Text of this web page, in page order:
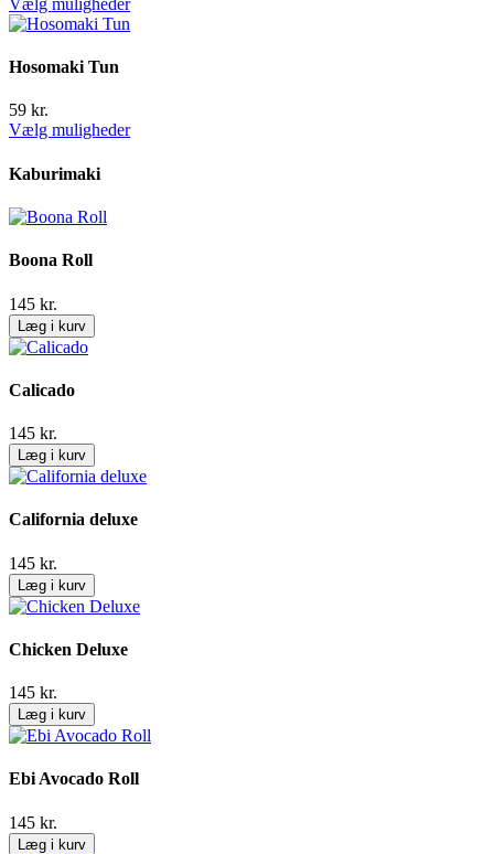
Vælg muligheder
Hosomaki Tun
59 kr.
Vælg muligheder
Kaburimaki
Boona Roll
145 kr.
Læg i kurv
Calicado
145 kr.
Læg i kurv
California deluxe
145 kr.
Læg i kurv
Chicken Deluxe
145 kr.
Læg i kurv
Ebi Avocado Roll
145 kr.
Læg i kurv